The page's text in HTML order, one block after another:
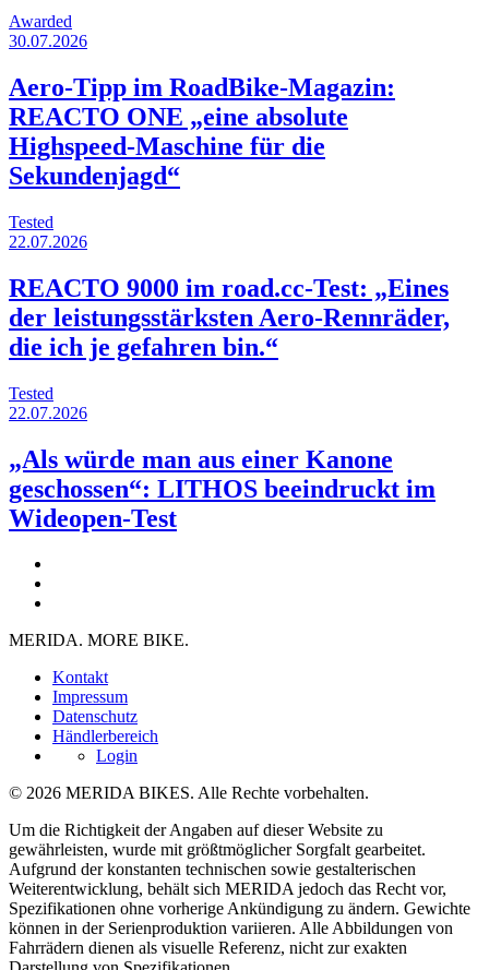
Awarded
30.07.2026
Aero-Tipp im RoadBike-Magazin:
REACTO ONE „eine absolute
Highspeed-Maschine für die
Sekundenjagd“
Tested
22.07.2026
REACTO 9000 im road.cc-Test: „Eines
der leistungsstärksten Aero-Rennräder,
die ich je gefahren bin.“
Tested
22.07.2026
„Als würde man aus einer Kanone
geschossen“: LITHOS beeindruckt im
Wideopen-Test
MERIDA. MORE BIKE.
Kontakt
Impressum
Datenschutz
Händlerbereich
Login
© 2026 MERIDA BIKES. Alle Rechte vorbehalten.
Um die Richtigkeit der Angaben auf dieser Website zu
gewährleisten, wurde mit größtmöglicher Sorgfalt gearbeitet.
Aufgrund der konstanten technischen sowie gestalterischen
Weiterentwicklung, behält sich MERIDA jedoch das Recht vor,
Spezifikationen ohne vorherige Ankündigung zu ändern. Gewichte
können in der Serienproduktion variieren. Alle Abbildungen von
Fahrrädern dienen als visuelle Referenz, nicht zur exakten